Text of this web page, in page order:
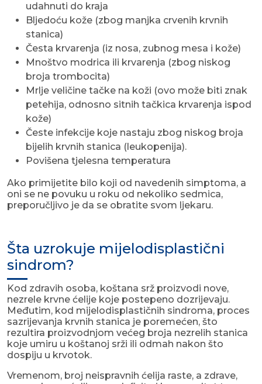
udahnuti do kraja
Bljedoću kože (zbog manjka crvenih krvnih
stanica)
Česta krvarenja (iz nosa, zubnog mesa i kože)
Mnoštvo modrica ili krvarenja (zbog niskog
broja trombocita)
Mrlje veličine tačke na koži (ovo može biti znak
petehija, odnosno sitnih tačkica krvarenja ispod
kože)
Česte infekcije koje nastaju zbog niskog broja
bijelih krvnih stanica (leukopenija).
Povišena tjelesna temperatura
Ako primijetite bilo koji od navedenih simptoma, a
oni se ne povuku u roku od nekoliko sedmica,
preporučljivo je da se obratite svom ljekaru.
Šta uzrokuje mijelodisplastični
sindrom?
Kod zdravih osoba, koštana srž proizvodi nove,
nezrele krvne ćelije koje postepeno dozrijevaju.
Međutim, kod mijelodisplastičnih sindroma, proces
sazrijevanja krvnih stanica je poremećen, što
rezultira proizvodnjom većeg broja nezrelih stanica
koje umiru u koštanoj srži ili odmah nakon što
dospiju u krvotok.
Vremenom, broj neispravnih ćelija raste, a zdrave,